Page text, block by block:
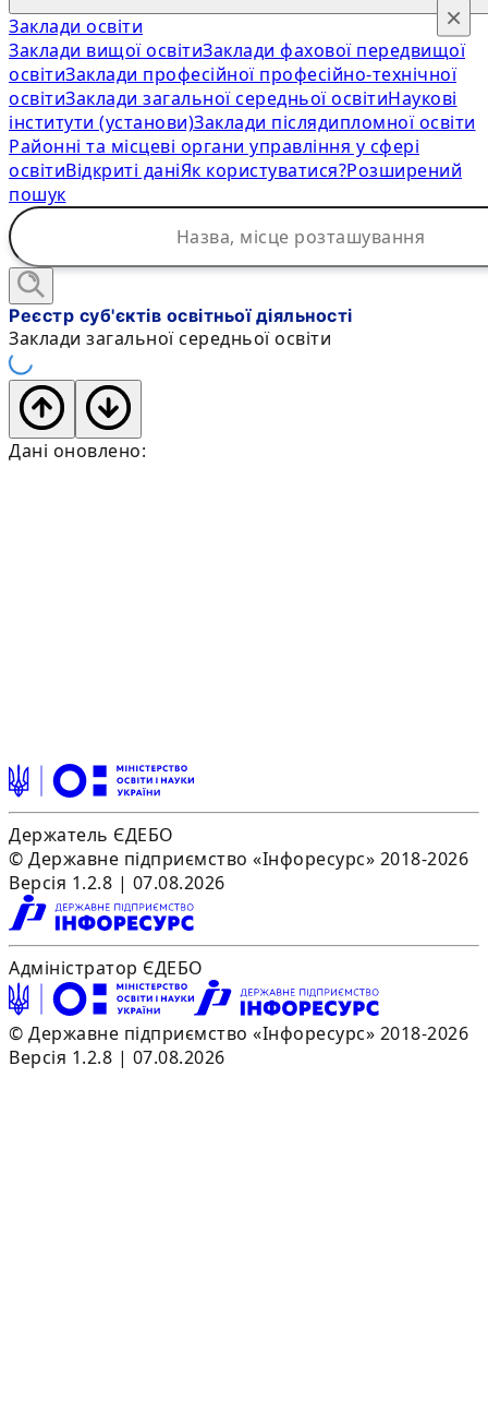
Заклади освіти
Заклади вищої освітиЗаклади фахової передвищої
освітиЗаклади професійної професійно-технічної
освітиЗаклади загальної середньої освітиНаукові
інститути (установи)Заклади післядипломної освіти
Районні та місцеві органи управління у сфері
освітиВідкриті даніЯк користуватися?Розширений
пошук
×
Реєстр суб'єктів освітньої діяльності
Заклади загальної середньої освіти
Дані оновлено:
Держатель ЄДЕБО
© Державне підприємство «Інфоресурс» 2018-2026
Версія 1.2.8 | 07.08.2026
Адміністратор ЄДЕБО
© Державне підприємство «Інфоресурс» 2018-2026
Версія 1.2.8 | 07.08.2026